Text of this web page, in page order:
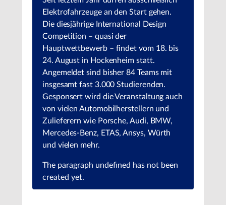
Elektrofahrzeuge an den Start gehen.
Die diesjährige International Design
Competition – quasi der
Hauptwettbewerb – findet vom 18. bis
24. August in Hockenheim statt.
Angemeldet sind bisher 84 Teams mit
insgesamt fast 3.000 Studierenden.
Gesponsert wird die Veranstaltung auch
von vielen Automobilherstellern und
Zulieferern wie Porsche, Audi, BMW,
Mercedes-Benz, ETAS, Ansys, Würth
und vielen mehr.
The paragraph undefined has not been
created yet.